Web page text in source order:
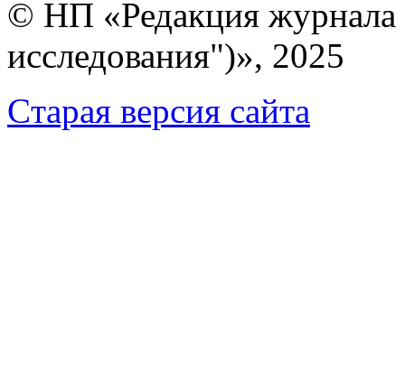
© НП «Редакция
исследования")», 2025
Cтарая версия сайта